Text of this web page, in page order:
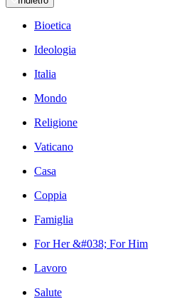
Bioetica
Ideologia
Italia
Mondo
Religione
Vaticano
Casa
Coppia
Famiglia
For Her &#038; For Him
Lavoro
Salute